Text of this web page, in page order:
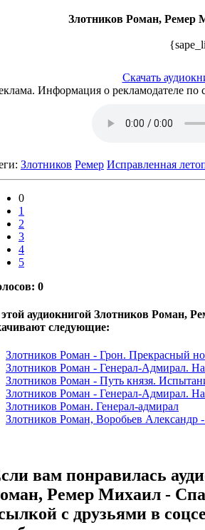
Злотников Роман, Ремер
Скачать
Информация о рекламодателе по
Злотников Ремер Исправленная
0
1
2
3
4
5
0
аудиокнигой Злотников Роман,
следующие:
Злотников Роман - Грон. Прекрасный
Злотников Роман - Генерал-Адмирал.
Злотников Роман - Путь князя.
Злотников Роман - Генерал-Адмирал.
Злотников Роман. Генерал-адмирал
Злотников Роман, Воробьев Александр
вам понравилась
Ремер Михаил -
с друзьями в